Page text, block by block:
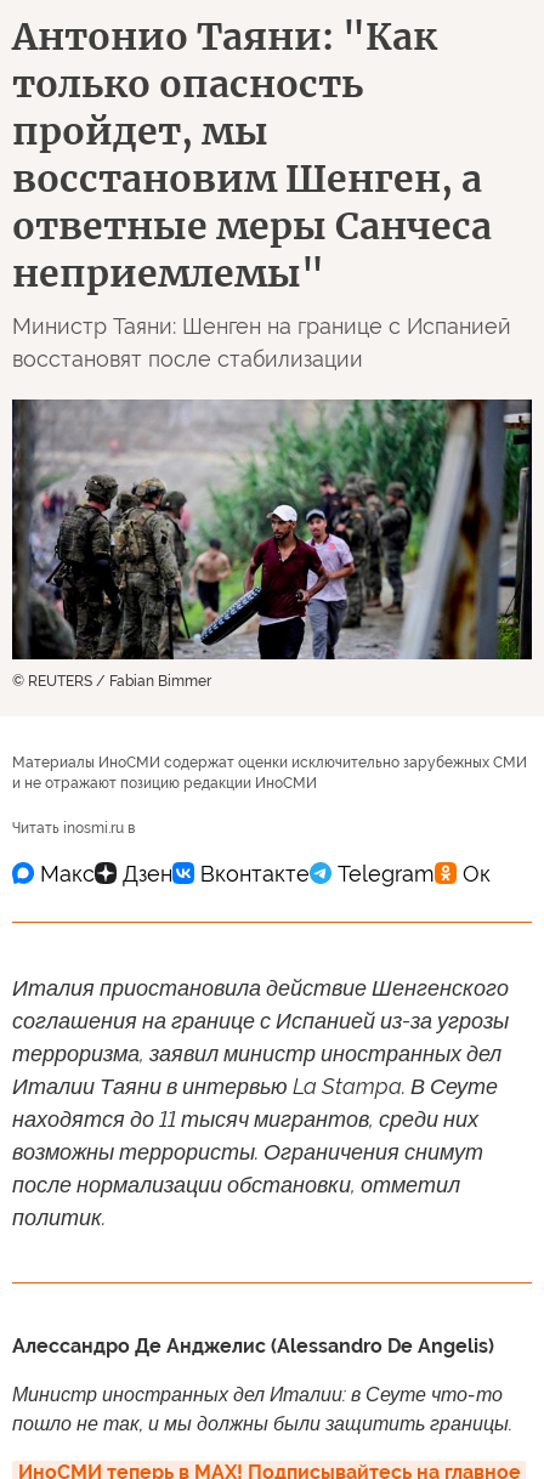
Антонио Таяни: "Как
только опасность
пройдет, мы
восстановим Шенген, а
ответные меры Санчеса
неприемлемы"
Министр Таяни: Шенген на границе с Испанией
восстановят после стабилизации
© REUTERS / Fabian Bimmer
Материалы ИноСМИ содержат оценки исключительно зарубежных СМИ
и не отражают позицию редакции ИноСМИ
Читать inosmi.ru в
Италия приостановила действие Шенгенского
соглашения на границе с Испанией из-за угрозы
терроризма, заявил министр иностранных дел
Италии Таяни в интервью La Stampa. В Сеуте
находятся до 11 тысяч мигрантов, среди них
возможны террористы. Ограничения снимут
после нормализации обстановки, отметил
политик.
Алессандро Де Анджелис (Alessandro De Angelis)
Министр иностранных дел Италии: в Сеуте что-то
пошло не так, и мы должны были защитить границы.
ИноСМИ теперь в MAX! Подписывайтесь на главное